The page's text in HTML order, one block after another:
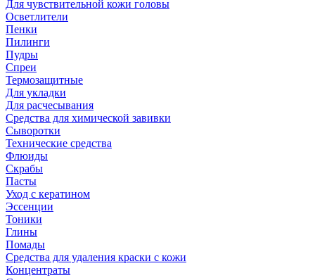
Для чувствительной кожи головы
Осветлители
Пенки
Пилинги
Пудры
Спреи
Термозащитные
Для укладки
Для расчесывания
Средства для химической завивки
Сыворотки
Технические средства
Флюиды
Скрабы
Пасты
Уход с кератином
Эссенции
Тоники
Глины
Помады
Средства для удаления краски с кожи
Концентраты